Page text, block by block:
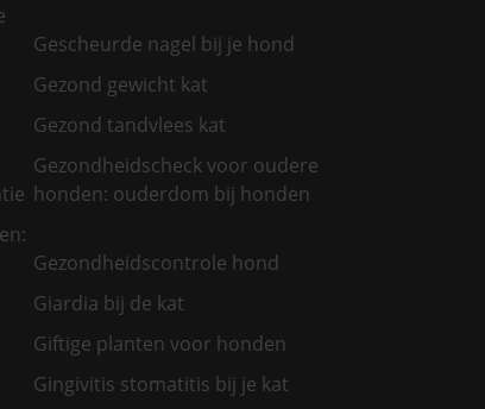
Gescheurde nagel bij je hond
Gezond gewicht kat
Gezond tandvlees kat
Gezondheidscheck voor oudere
honden: ouderdom bij honden
Gezondheidscontrole hond
Giardia bij de kat
Giftige planten voor honden
Gingivitis stomatitis bij je kat